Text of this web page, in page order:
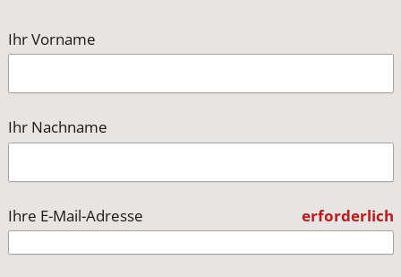
Ihr Vorname
Ihr Nachname
Ihre E-Mail-Adresse erforderlich